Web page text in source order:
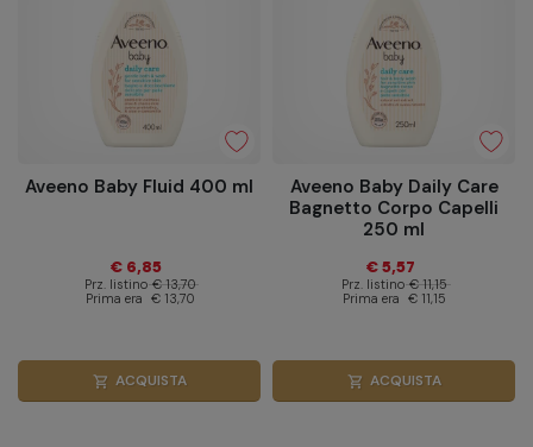
Aveeno Baby Fluid 400 ml
€ 6,85
Prz. listino € 13,70
Prima era € 13,70
shopping_cart ACQUISTA
Aveeno Baby Daily Care
Bagnetto Corpo Capelli
250 ml
€ 5,57
Prz. listino € 11,15
Prima era € 11,15
shopping_cart ACQUISTA